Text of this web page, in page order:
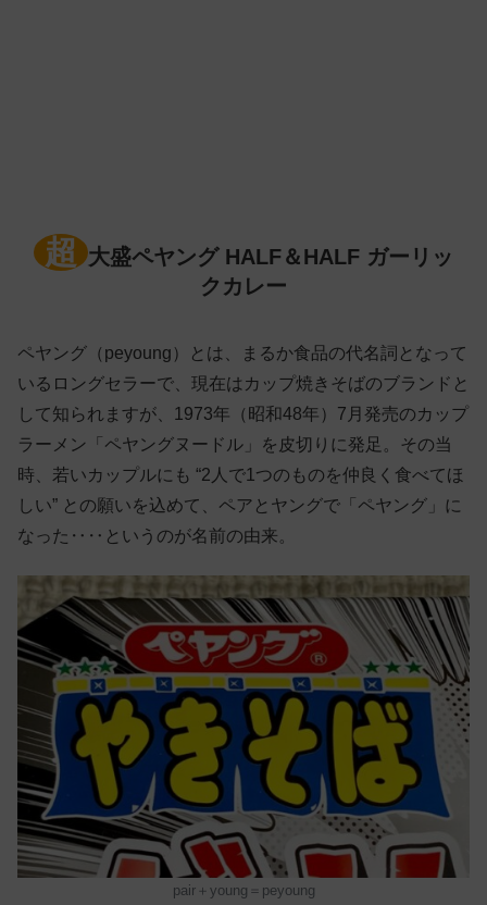
超
大盛ペヤング HALF＆HALF ガーリッ
クカレー
ペヤング（peyoung）とは、まるか食品の代名詞となって
いるロングセラーで、現在はカップ焼きそばのブランドと
して知られますが、1973年（昭和48年）7月発売のカップ
ラーメン「ペヤングヌードル」を皮切りに発足。その当
時、若いカップルにも “2人で1つのものを仲良く食べてほ
しい” との願いを込めて、ペアとヤングで「ペヤング」に
なった‥‥というのが名前の由来。
pair＋young＝peyoung